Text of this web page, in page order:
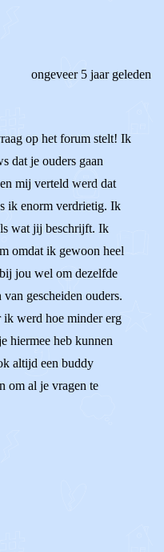
ongeveer 5 jaar geleden
op het forum stelt! Ik
dat je ouders gaan
mij verteld werd dat
ik enorm verdrietig. Ik
wat jij beschrijft. Ik
omdat ik gewoon heel
jou wel om dezelfde
gescheiden ouders.
werd hoe minder erg
hiermee heb kunnen
altijd een buddy
om al je vragen te